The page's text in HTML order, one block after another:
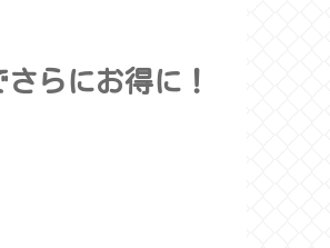
らにお得に！